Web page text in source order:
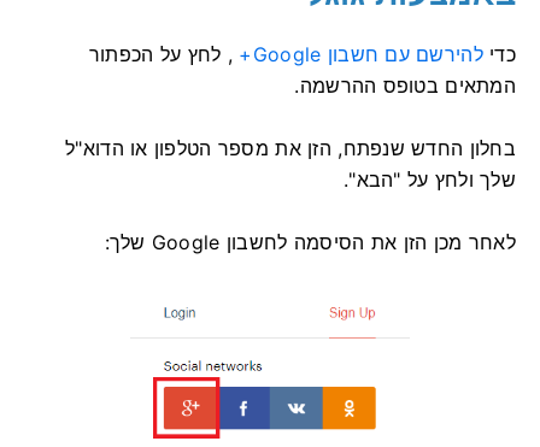
כדילהירשם עם חשבון Google+
, לחץ על הכפתור
המתאים בטופס ההרשמה.
בחלון החדש שנפתח, הזן את מספר הטלפון או הדוא"ל
שלך ולחץ על "הבא".
לאחר מכן הזן את הסיסמה לחשבון Google שלך: